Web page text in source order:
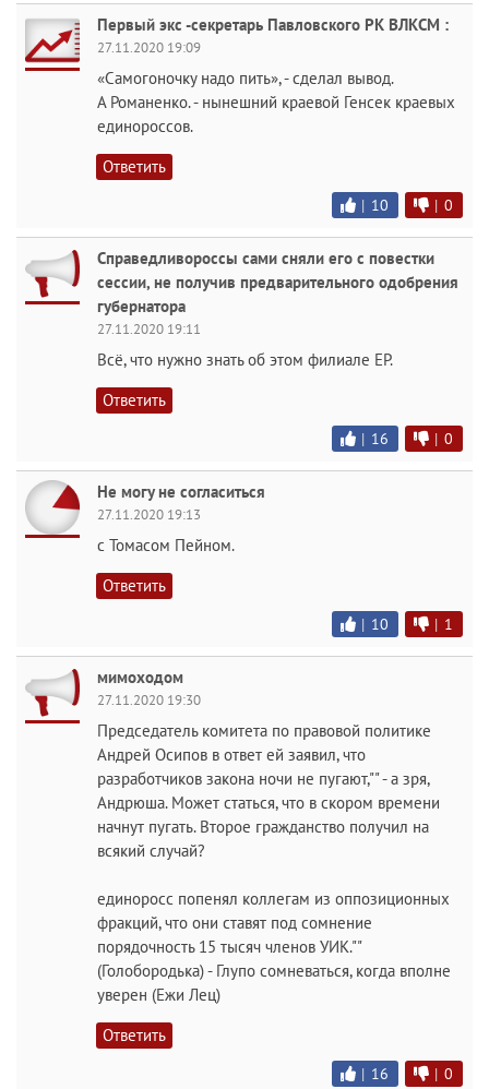
Первый экс -секретарь Павловского РК ВЛКСМ :
27.11.2020 19:09
«Самогоночку надо пить», - сделал вывод.
А Романенко. - нынешний краевой Генсек краевых
единороссов.
Ответить
| 10 | 0
Справедливороссы сами сняли его с повестки
сессии, не получив предварительного одобрения
губернатора
27.11.2020 19:11
Всё, что нужно знать об этом филиале ЕР.
Ответить
| 16 | 0
Не могу не согласиться
27.11.2020 19:13
с Томасом Пейном.
Ответить
| 10 | 1
мимоходом
27.11.2020 19:30
Председатель комитета по правовой политике
Андрей Осипов в ответ ей заявил, что
разработчиков закона ночи не пугают,"" - а зря,
Андрюша. Может статься, что в скором времени
начнут пугать. Второе гражданство получил на
всякий случай?
единоросс попенял коллегам из оппозиционных
фракций, что они ставят под сомнение
порядочность 15 тысяч членов УИК.""
(Голобородька) - Глупо сомневаться, когда вполне
уверен (Ежи Лец)
Ответить
| 16 | 0